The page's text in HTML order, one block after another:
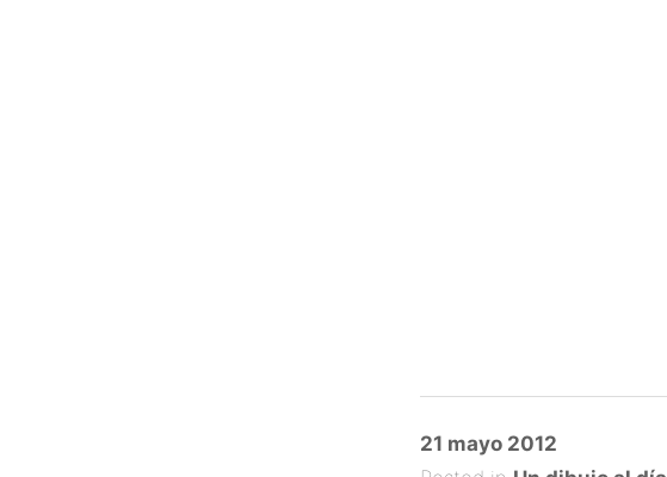
Posted
21 mayo 2012